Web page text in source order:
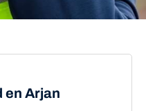
en Arjan